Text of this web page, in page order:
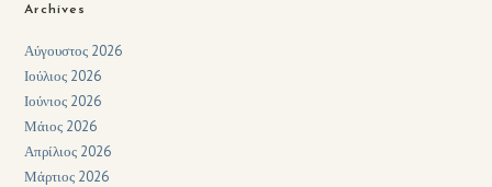
Archives
Αύγουστος 2026
Ιούλιος 2026
Ιούνιος 2026
Μάιος 2026
Απρίλιος 2026
Μάρτιος 2026